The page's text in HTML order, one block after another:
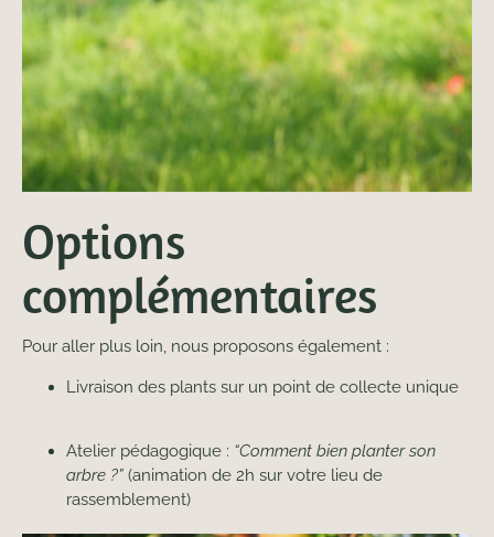
Options
complémentaires
Pour aller plus loin, nous proposons également :
Livraison des plants sur un point de collecte unique
Atelier pédagogique : “Comment bien planter son
arbre ?” (animation de 2h sur votre lieu de
rassemblement)